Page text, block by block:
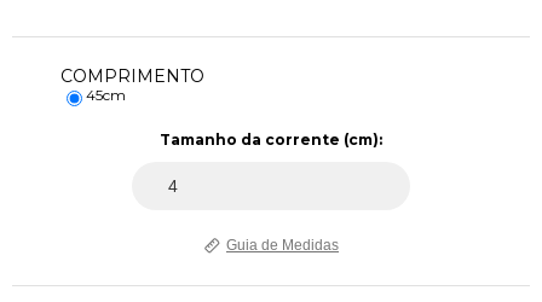
COMPRIMENTO
45cm
Tamanho da corrente (cm):
Guia de Medidas
Presente